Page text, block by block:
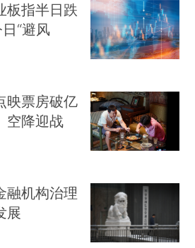
板指半日跌
“避风
映票房破亿
空降迎战
融机构治理
展